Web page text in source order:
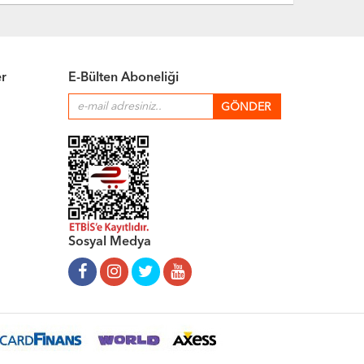
E-Bülten Aboneliği
Sosyal Medya